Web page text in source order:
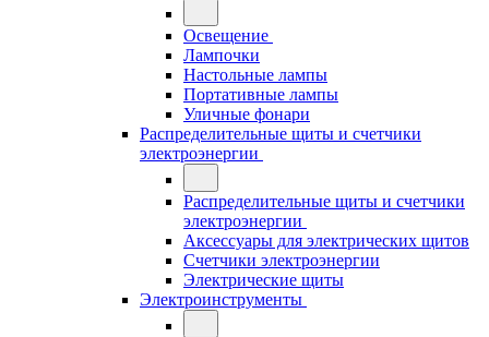
Освещение
Лампочки
Настольные лампы
Портативные лампы
Уличные фонари
Распределительные щиты и счетчики
электроэнергии
Распределительные щиты и счетчики
электроэнергии
Аксессуары для электрических щитов
Счетчики электроэнергии
Электрические щиты
Электроинструменты